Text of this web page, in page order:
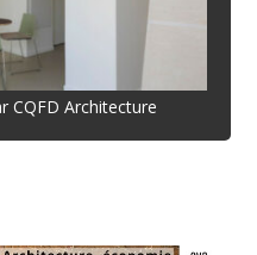
CQFD Architecture